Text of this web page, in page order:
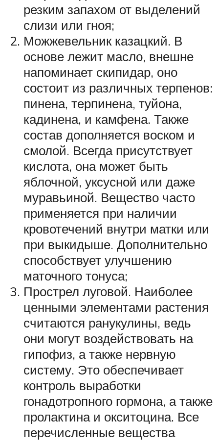
резким запахом от выделений
слизи или гноя;
Можжевельник казацкий. В
основе лежит масло, внешне
напоминает скипидар, оно
состоит из различных терпенов:
пинена, терпинена, туйона,
кадинена, и камфена. Также
состав дополняется воском и
смолой. Всегда присутствует
кислота, она может быть
яблочной, уксусной или даже
муравьиной. Вещество часто
применяется при наличии
кровотечений внутри матки или
при выкидыше. Дополнительно
способствует улучшению
маточного тонуса;
Прострел луговой. Наиболее
ценными элементами растения
считаются ранукулины, ведь
они могут воздействовать на
гипофиз, а также нервную
систему. Это обеспечивает
контроль выработки
гонадотропного гормона, а также
пролактина и окситоцина. Все
перечисленные вещества